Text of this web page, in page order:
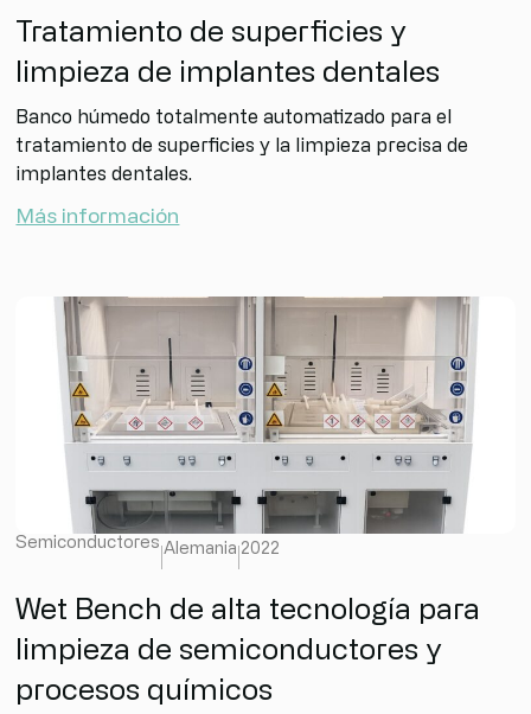
Tratamiento de superficies y
limpieza de implantes dentales
Banco húmedo totalmente automatizado para el
tratamiento de superficies y la limpieza precisa de
implantes dentales.
Más información
Semiconductores Alemania 2022
Wet Bench de alta tecnología para
limpieza de semiconductores y
procesos químicos